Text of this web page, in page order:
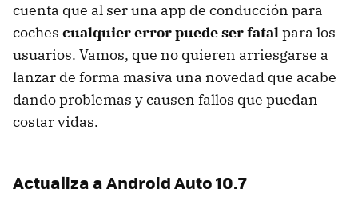
cuenta que al ser una app de conducción para
coches cualquier error puede ser fatalpara los
usuarios. Vamos, que no quieren arriesgarse a
lanzar de forma masiva una novedad que acabe
dando problemas y causen fallos que puedan
costar vidas.
Actualiza a Android Auto 10.7